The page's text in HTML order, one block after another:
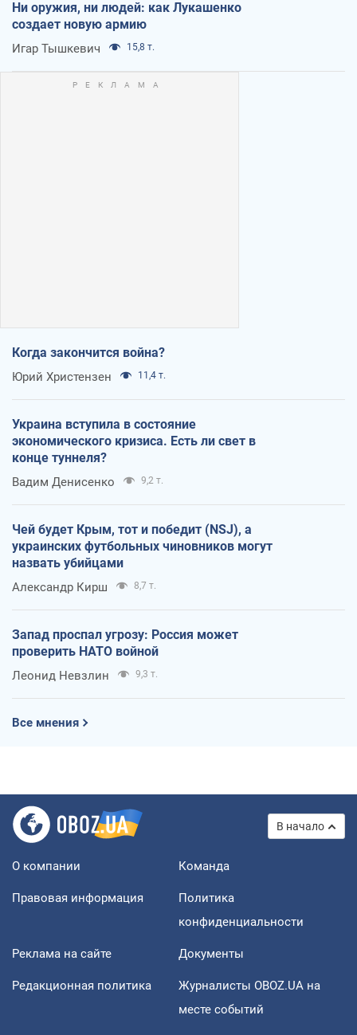
Ни оружия, ни людей: как Лукашенко
создает новую армию
Игар Тышкевич 15,8 т.
Когда закончится война?
Юрий Христензен 11,4 т.
Украина вступила в состояние
экономического кризиса. Есть ли свет в
конце туннеля?
Вадим Денисенко 9,2 т.
Чей будет Крым, тот и победит (NSJ), а
украинских футбольных чиновников могут
назвать убийцами
Александр Кирш 8,7 т.
Запад проспал угрозу: Россия может
проверить НАТО войной
Леонид Невзлин 9,3 т.
Все мнения
В начало
О компании Команда
Правовая информация
Политика
конфиденциальности
Реклама на сайте Документы
Редакционная политика
Журналисты OBOZ.UA на
месте событий